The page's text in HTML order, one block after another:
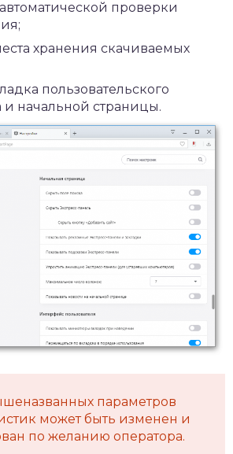
проверки
хранения скачиваемых
пользовательского
и начальной страницы.
параметров
может быть изменен и
по желанию оператора.